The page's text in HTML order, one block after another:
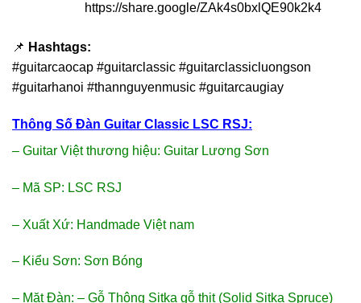
https://share.google/ZAk4s0bxlQE90k2k4
📌 Hashtags:
#guitarcaocap #guitarclassic #guitarclassicluongson
#guitarhanoi #thannguyenmusic #guitarcaugiay
Thông Số Đàn Guitar Classic LSC RSJ:
– Guitar Việt thương hiệu: Guitar Lương Sơn
– Mã SP: LSC RSJ
– Xuất Xứ: Handmade Việt nam
– Kiểu Sơn: Sơn Bóng
– Mặt Đàn: – Gỗ Thông Sitka gỗ thịt (Solid Sitka Spruce)